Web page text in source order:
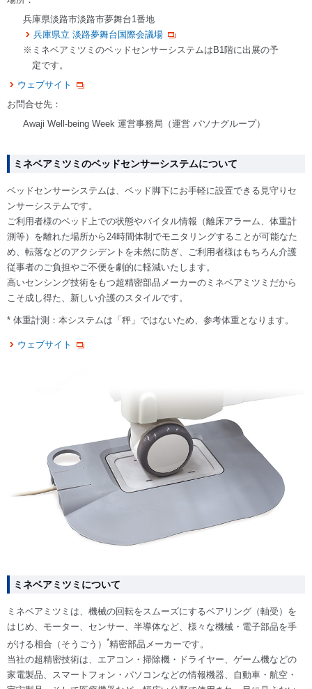
兵庫県淡路市淡路市夢舞台1番地
兵庫県立 淡路夢舞台国際会議場
※ミネベアミツミのベッドセンサーシステムはB1階に出展の予
定です。
ウェブサイト
お問合せ先：
Awaji Well-being Week 運営事務局（運営 パソナグループ）
ミネベアミツミのベッドセンサーシステムについて
ベッドセンサーシステムは、ベッド脚下にお手軽に設置できる見守りセ
ンサーシステムです。
ご利用者様のベッド上での状態やバイタル情報（離床アラーム、体重計
測等）を離れた場所から24時間体制でモニタリングすることが可能なた
め、転落などのアクシデントを未然に防ぎ、ご利用者様はもちろん介護
従事者のご負担やご不便を劇的に軽減いたします。
高いセンシング技術をもつ超精密部品メーカーのミネベアミツミだから
こそ成し得た、新しい介護のスタイルです。
* 体重計測：本システムは「秤」ではないため、参考体重となります。
ウェブサイト
ミネベアミツミについて
ミネベアミツミは、機械の回転をスムーズにするベアリング（軸受）を
はじめ、モーター、センサー、半導体など、様々な機械・電子部品を手
がける相合（そうごう）
*精密部品メーカーです。
当社の超精密技術は、エアコン・掃除機・ドライヤー、ゲーム機などの
家電製品、スマートフォン・パソコンなどの情報機器、自動車・航空・